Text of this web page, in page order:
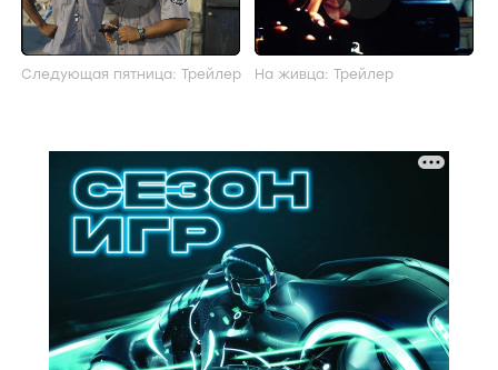
Следующая пятница: Трейлер На живца: Трейлер